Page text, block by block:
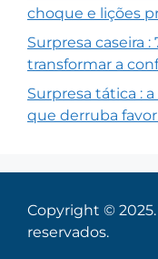
choque e lições
Surpresa caseira
transformar a
Surpresa tática :
que derruba
Copyright ©
reservados.